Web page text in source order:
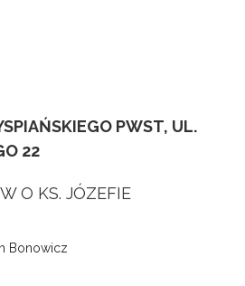
PWST, UL.
22
O KS. JÓZEFIE
Bonowicz